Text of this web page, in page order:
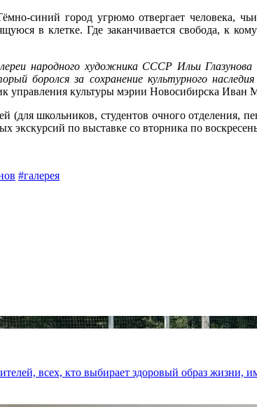
синий город угрюмо отвергает человека,
в клетке. Где заканчивается свобода, к
народного художника СССР Ильи
боролся за сохранение культурного
управления культуры мэрии Новосибирска Иван
школьников, студентов очного отделения,
по выставке со вторника по
#галерея
всех, кто выбирает здоровый образ жизни,